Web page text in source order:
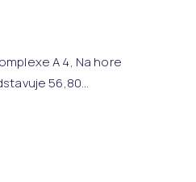
A 4, Na hore
56,80...